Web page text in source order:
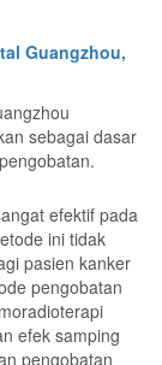
Guangzhou,
sebagai dasar
efektif pada
ini tidak
pasien kanker
pengobatan
efek samping
pengobatan